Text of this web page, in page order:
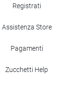
Registrati
Assistenza Store
Pagamenti
Zucchetti Help